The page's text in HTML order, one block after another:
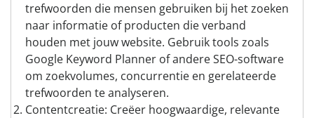
trefwoorden die mensen gebruiken bij het zoeken
naar informatie of producten die verband
houden met jouw website. Gebruik tools zoals
Google Keyword Planner of andere SEO-software
om zoekvolumes, concurrentie en gerelateerde
trefwoorden te analyseren.
Contentcreatie: Creëer hoogwaardige, relevante